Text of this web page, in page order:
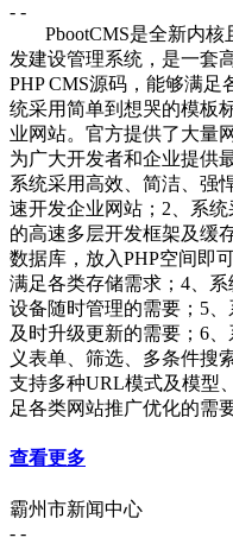
- -
PbootCMS是全新内
发建设管理系统，是一套
PHP CMS源码，能够满
统采用简单到想哭的模板
业网站。官方提供了大量
为广大开发者和企业提供
系统采用高效、简洁、强
速开发企业网站；2、系
的高速多层开发框架及缓
数据库，放入PHP空间即
满足各类存储需求；4、
设备随时管理的需要；5
及时升级更新的需要；6
义表单、筛选、多条件搜
支持多种URL模式及模型
足各类网站推广优化的需
查看更多
霸州市新闻中心
- -